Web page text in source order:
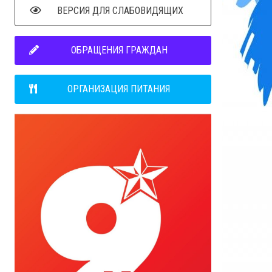
ВЕРСИЯ ДЛЯ СЛАБОВИДЯЩИХ
ОБРАЩЕНИЯ ГРАЖДАН
ОРГАНИЗАЦИЯ ПИТАНИЯ